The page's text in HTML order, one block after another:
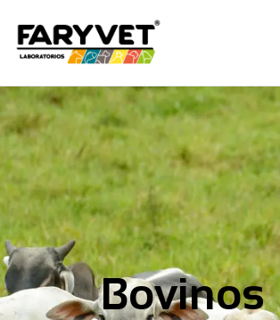
Bovinos